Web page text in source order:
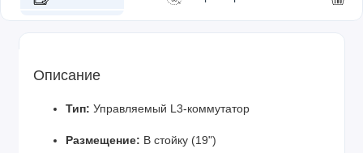
Описание
Тип: Управляемый L3-коммутатор
Размещение: В стойку (19")